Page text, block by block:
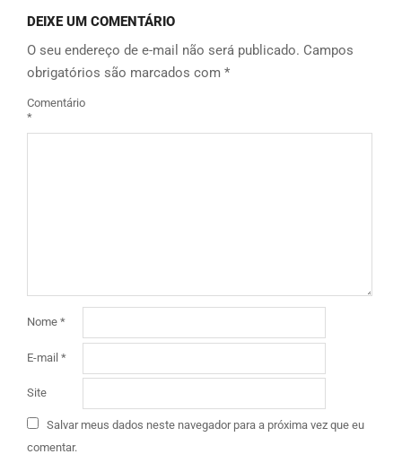
DEIXE UM COMENTÁRIO
O seu endereço de e-mail não será publicado. Campos
obrigatórios são marcados com *
Comentário
*
Nome *
E-mail *
Site
Salvar meus dados neste navegador para a próxima vez que eu
comentar.